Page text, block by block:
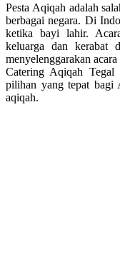
0823
1246
6713
Pesta Aqiqah adalah
berbagai negara. Di
ketika bayi lahir.
keluarga dan kerabat
menyelenggarakan
Catering Aqiqah Tegal
pilihan yang tepat bagi
aqiqah.